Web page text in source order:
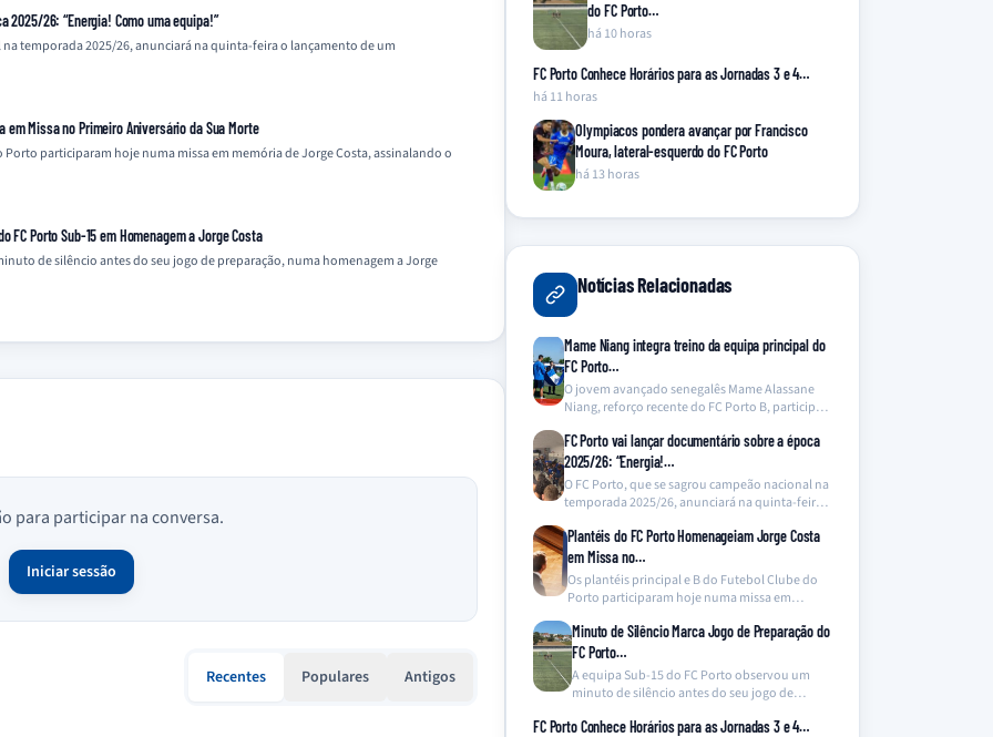
2025/26: “Energia! Como uma equipa!”
na temporada 2025/26, anunciará na quinta-feira o lançamento de um
em Missa no Primeiro Aniversário da Sua Morte
participaram hoje numa missa em memória de Jorge Costa, assinalando o
FC Porto Sub-15 em Homenagem a Jorge Costa
de silêncio antes do seu jogo de preparação, numa homenagem a Jorge
para participar na conversa.
Iniciar sessão
Recentes Populares Antigos
do FC Porto…
há 10 horas
FC Porto Conhece Horários para as Jornadas 3 e 4…
há 11 horas
Olympiacos pondera avançar por Francisco
Moura, lateral-esquerdo do FC Porto
há 13 horas
Notícias Relacionadas
Mame Niang integra treino da equipa principal do
FC Porto…
O jovem avançado senegalês Mame Alassane
Niang, reforço recente do FC Porto B, participou
FC Porto vai lançar documentário sobre a época
2025/26: “Energia!…
O FC Porto, que se sagrou campeão nacional na
temporada 2025/26, anunciará na quinta-feira o
Plantéis do FC Porto Homenageiam Jorge Costa
em Missa no…
Os plantéis principal e B do Futebol Clube do
Porto participaram hoje numa missa em
Minuto de Silêncio Marca Jogo de Preparação do
FC Porto…
A equipa Sub-15 do FC Porto observou um
minuto de silêncio antes do seu jogo de…
FC Porto Conhece Horários para as Jornadas 3 e 4…